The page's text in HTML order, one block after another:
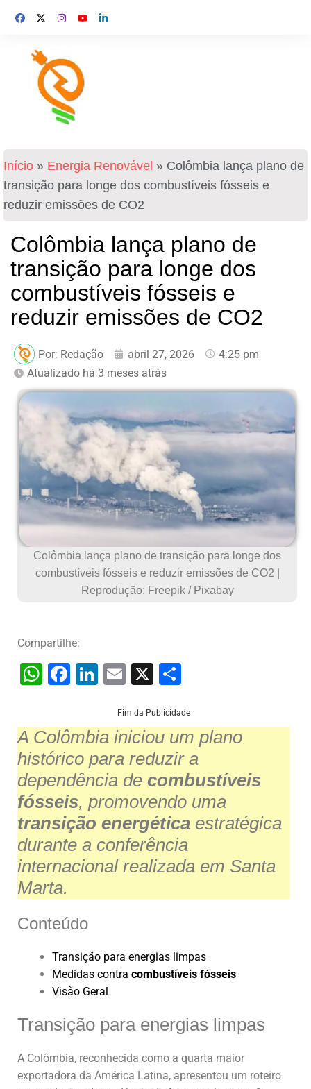
Início » Energia Renovável » Colômbia lança plano de
transição para longe dos combustíveis fósseis e
reduzir emissões de CO2
Colômbia lança plano de
transição para longe dos
combustíveis fósseis e
reduzir emissões de CO2
Por: Redação abril 27, 2026
4:25 pm
Atualizado há 3 meses atrás
Colômbia lança plano de transição para longe dos
combustíveis fósseis e reduzir emissões de CO2 |
Reprodução: Freepik / Pixabay
Compartilhe:
W
s
A
p
p
F
e
b
o
o
k
Li
e
dI
n
E
ai
l
X
ar
e
Fim da Publicidade
A Colômbia iniciou um plano
histórico para reduzir a
dependência de combustíveis
fósseis, promovendo uma
transição energética estratégica
durante a conferência
internacional realizada em Santa
Marta.
Conteúdo
Transição para energias limpas
Medidas contra combustíveis fósseis
Visão Geral
Transição para energias limpas
A Colômbia, reconhecida como a quarta maior
exportadora da América Latina, apresentou um roteiro